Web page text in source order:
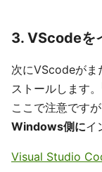
3. VScodeを
次にVScodeがま
ストールします。
ここで注意です
Windows側にイ
Visual Studio